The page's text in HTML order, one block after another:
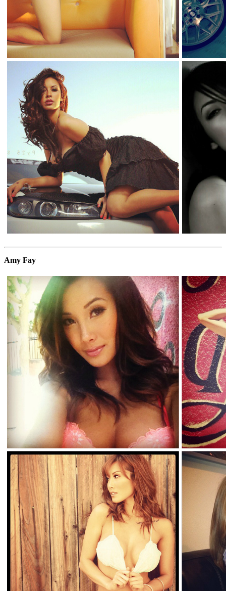
Amy Fay